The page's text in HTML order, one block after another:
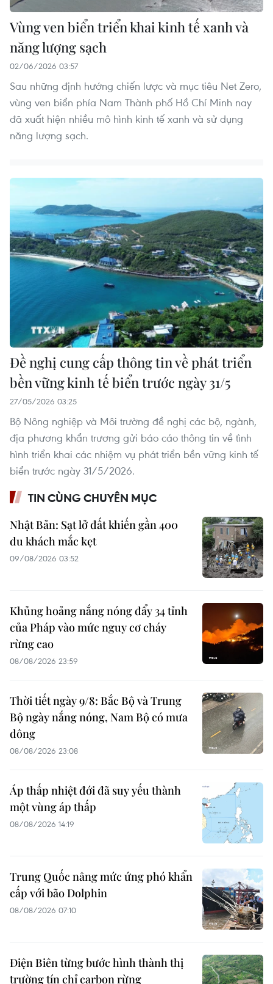
Vùng ven biển triển khai kinh tế xanh và
năng lượng sạch
02/06/2026 03:57
Sau những định hướng chiến lược và mục tiêu Net Zero,
vùng ven biển phía Nam Thành phố Hồ Chí Minh nay
đã xuất hiện nhiều mô hình kinh tế xanh và sử dụng
năng lượng sạch.
Đề nghị cung cấp thông tin về phát triển
bền vững kinh tế biển trước ngày 31/5
27/05/2026 03:25
Bộ Nông nghiệp và Môi trường đề nghị các bộ, ngành,
địa phương khẩn trương gửi báo cáo thông tin về tình
hình triển khai các nhiệm vụ phát triển bền vững kinh tế
biển trước ngày 31/5/2026.
TIN CÙNG CHUYÊN MỤC
Nhật Bản: Sạt lở đất khiến gần 400
du khách mắc kẹt
09/08/2026 03:52
Khủng hoảng nắng nóng đẩy 34 tỉnh
của Pháp vào mức nguy cơ cháy
rừng cao
08/08/2026 23:59
Thời tiết ngày 9/8: Bắc Bộ và Trung
Bộ ngày nắng nóng, Nam Bộ có mưa
dông
08/08/2026 23:08
Áp thấp nhiệt đới đã suy yếu thành
một vùng áp thấp
08/08/2026 14:19
Trung Quốc nâng mức ứng phó khẩn
cấp với bão Dolphin
08/08/2026 07:10
Điện Biên từng bước hình thành thị
trường tín chỉ carbon rừng